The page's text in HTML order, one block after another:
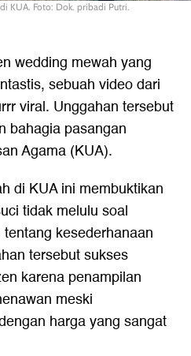
KUA. Foto: Dok. pribadi Putri.
wedding mewah yang
sebuah video dari
viral. Unggahan tersebut
bahagia pasangan
Agama (KUA).
di KUA ini membuktikan
tidak melulu soal
kesederhanaan
tersebut sukses
karena penampilan
meski
harga yang sangat